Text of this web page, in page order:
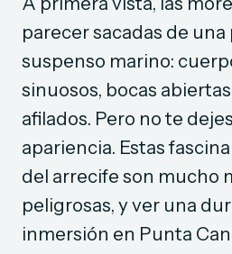
parecer sacadas de
suspenso marino:
sinuosos, bocas
afilados. Pero no te
apariencia. Estas
del arrecife son mucho
peligrosas, y ver una
inmersión en Punta